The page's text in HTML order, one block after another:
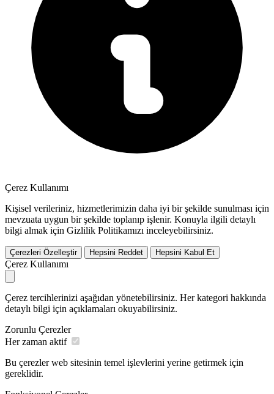
Çerez Kullanımı
Kişisel verileriniz, hizmetlerimizin daha iyi bir şekilde sunulması için
mevzuata uygun bir şekilde toplanıp işlenir. Konuyla ilgili detaylı
bilgi almak için Gizlilik Politikamızı inceleyebilirsiniz.
Çerezleri Özelleştir Hepsini Reddet Hepsini Kabul Et
Çerez Kullanımı
Çerez tercihlerinizi aşağıdan yönetebilirsiniz. Her kategori hakkında
detaylı bilgi için açıklamaları okuyabilirsiniz.
Zorunlu Çerezler
Her zaman aktif
Bu çerezler web sitesinin temel işlevlerini yerine getirmek için
gereklidir.